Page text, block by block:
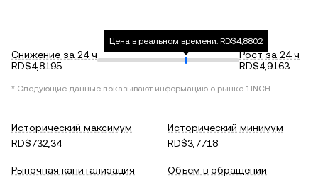
Снижение за 24 ч
RD$4,8195
Цена в реальном времени: RD$4,8802
Рост за 24 ч
RD$4,9163
* Следующие данные показывают информацию о рынке 1INCH.
Исторический максимум
RD$732,34
Исторический минимум
RD$3,7718
Рыночная капитализация
Объем в обращении